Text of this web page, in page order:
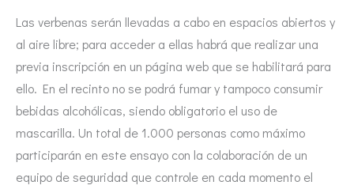
Las verbenas serán llevadas a cabo en espacios abiertos y
al aire libre; para acceder a ellas habrá que realizar una
previa inscripción en un página web que se habilitará para
ello. En el recinto no se podrá fumar y tampoco consumir
bebidas alcohólicas, siendo obligatorio el uso de
mascarilla. Un total de 1.000 personas como máximo
participarán en este ensayo con la colaboración de un
equipo de seguridad que controle en cada momento el